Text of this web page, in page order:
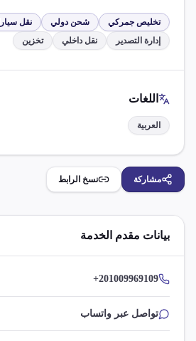
تخليص جمركي شحن دولي نقل
إدارة التصدير
نقل داخلي تخزين
اللغات
العربية
مشاركة نسخ الرابط
بيانات مقدم الخدمة
+201009969109
تواصل عبر واتساب